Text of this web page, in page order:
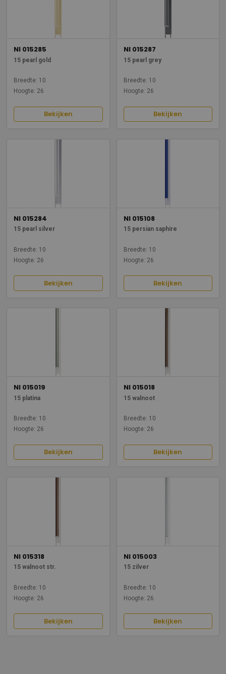
NI 015285
15 pearl gold
Breedte: 10
Hoogte: 26
Bekijken
NI 015287
15 pearl grey
Breedte: 10
Hoogte: 26
Bekijken
NI 015284
15 pearl silver
Breedte: 10
Hoogte: 26
Bekijken
NI 015108
15 persian saphire
Breedte: 10
Hoogte: 26
Bekijken
NI 015019
15 platina
Breedte: 10
Hoogte: 26
Bekijken
NI 015018
15 walnoot
Breedte: 10
Hoogte: 26
Bekijken
NI 015318
15 walnoot str.
Breedte: 10
Hoogte: 26
Bekijken
NI 015003
15 zilver
Breedte: 10
Hoogte: 26
Bekijken